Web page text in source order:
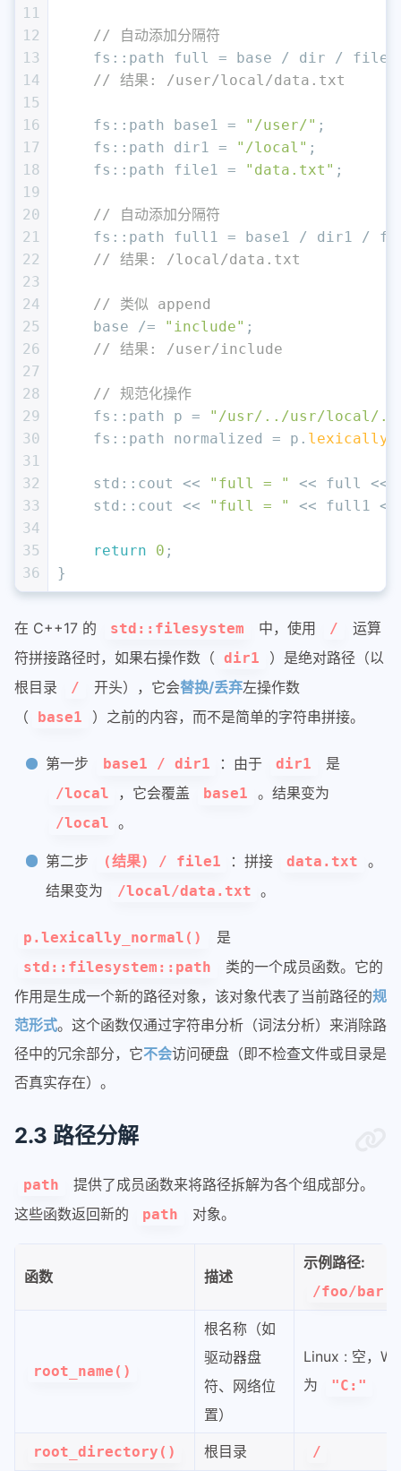
11
12
13
14
15
16
17
18
19
20
21
22
23
24
25
26
27
28
29
30
31
32
33
34
35
36
// 自动添加分隔符
fs::path full = base / dir /
// 结果: /user/local/data.txt
    fs::path base1 =
"/user/" ;
    fs::path dir1 =
"/local" ;
    fs::path file1 =
"data.txt" ;
// 自动添加分隔符
fs::path full1 = base1 / dir1 /
// 结果: /local/data.txt
// 类似 append
    base /=
"include" ;
// 结果: /user/include
// 规范化操作
    fs::path p =
"/usr/../usr/local/./
    fs::path normalized = p.
    std::cout <<
"full = "
<< full <<
    std::cout <<
"full = " << full1
return 0 ;
}
在 C++17 的 std::filesystem 中，使用 /
运算
符拼接路径时，如果右操作数（ dir1
）是绝对路径（以
根目录
/ 开头），它会替换/丢弃左操作数
（
base1 ）之前的内容，而不是简单的字符串拼接。
第一步 base1 / dir1 ：由于 dir1 是
/local ，它会覆盖 base1 。结果变为
/local 。
第二步 (结果) / file1 ：拼接 data.txt
。
结果变为
/local/data.txt 。
p.lexically_normal() 是
std::filesystem::path
类的一个成员函数。它的
作用是生成一个新的路径对象，该对象代表了当前路径的规
范形式。这个函数仅通过字符串分析（词法分析）来消除路
径中的冗余部分，它不会访问硬盘（即不检查文件或目录是
否真实存在）。
2.3 路径分解
path
提供了成员函数来将路径拆解为各个组成部分。
这些函数返回新的
path 对象。
函数 描述
示例路径:
/foo/
root_name()
根名称（如
驱动器盘
符、网络位
置）
Linux : 空，
为
"C:"
root_directory() 根目录 /